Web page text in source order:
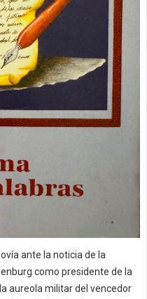
ante la noticia de la
como presidente de la
aureola militar del vencedor